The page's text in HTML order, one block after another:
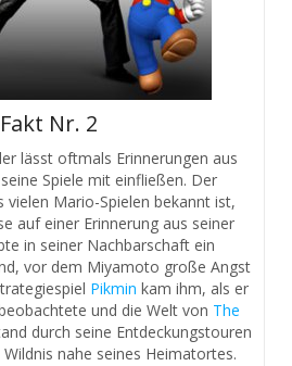
Fakt Nr. 2
lässt oftmals Erinnerungen aus
Spiele mit einfließen. Der
vielen Mario-Spielen bekannt ist,
auf einer Erinnerung aus seiner
in seiner Nachbarschaft ein
vor dem Miyamoto große Angst
Pikmin kam ihm, als er
und die Welt von The
durch seine Entdeckungstouren
nahe seines Heimatortes.